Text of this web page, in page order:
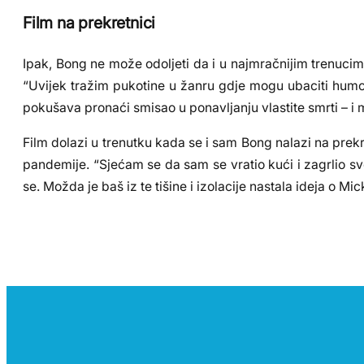
Film na prekretnici
Ipak, Bong ne može odoljeti da i u najmračnijim
“Uvijek tražim pukotine u žanru gdje mogu ubaciti
pokušava pronaći smisao u ponavljanju vlastite smrti – i
Film dolazi u trenutku kada se i sam Bong nalazi na
pandemije. “Sjećam se da sam se vratio kući i zagrlio
se. Možda je baš iz te tišine i izolacije nastala ideja o